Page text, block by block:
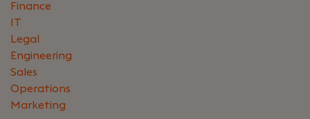
Finance
IT
Legal
Engineering
Sales
Operations
Marketing